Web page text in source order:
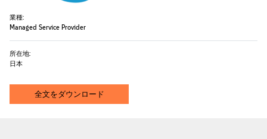
ソリューション
サポートとサービス
パートナー
業種:
Managed Service Provider
所在地:
日本
全文をダウンロード